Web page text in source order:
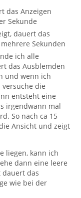
das Anzeigen
Sekunde
dauert das
Sekunden
ich alle
das Ausblemden
und wenn ich
die
entsteht eine
irgendwann mal
So nach ca 15
Ansicht und zeigt
liegen, kann ich
dann eine leere
dauert das
wie bei der